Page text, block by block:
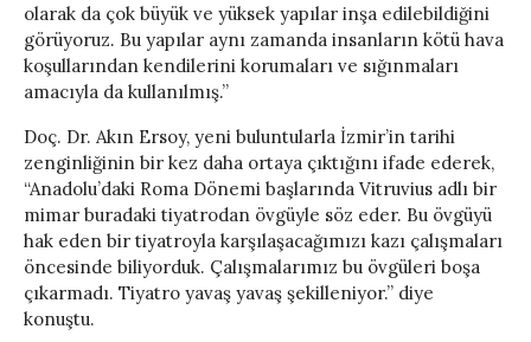
olarak da çok büyük ve yüksek yapılar inşa edilebildiğini
görüyoruz. Bu yapılar aynı zamanda insanların kötü hava
koşullarından kendilerini korumaları ve sığınmaları
amacıyla da kullanılmış.”
Doç. Dr. Akın Ersoy, yeni buluntularla İzmir’in tarihi
zenginliğinin bir kez daha ortaya çıktığını ifade ederek,
“Anadolu’daki Roma Dönemi başlarında Vitruvius adlı bir
mimar buradaki tiyatrodan övgüyle söz eder. Bu övgüyü
hak eden bir tiyatroyla karşılaşacağımızı kazı çalışmaları
öncesinde biliyorduk. Çalışmalarımız bu övgüleri boşa
çıkarmadı. Tiyatro yavaş yavaş şekilleniyor.” diye
konuştu.